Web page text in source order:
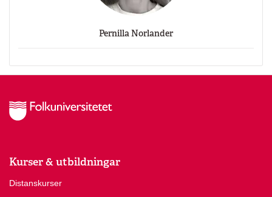
Pernilla Norlander
Kurser & utbildningar
Distanskurser